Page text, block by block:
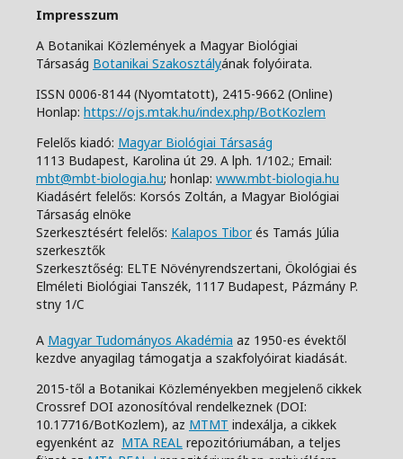
Impresszum
A Botanikai Közlemények a Magyar Biológiai
Társaság Botanikai Szakosztályának folyóirata.
ISSN 0006-8144 (Nyomtatott), 2415-9662 (Online)
Honlap: https://ojs.mtak.hu/index.php/BotKozlem
Felelős kiadó: Magyar Biológiai Társaság
1113 Budapest, Karolina út 29. A lph. 1/102.; Email:
mbt@mbt-biologia.hu; honlap: www.mbt-biologia.hu
Kiadásért felelős: Korsós Zoltán, a Magyar Biológiai
Társaság elnöke
Szerkesztésért felelős: Kalapos Tiborés Tamás Júlia
szerkesztők
Szerkesztőség: ELTE Növényrendszertani, Ökológiai és
Elméleti Biológiai Tanszék, 1117 Budapest, Pázmány P.
stny 1/C
A Magyar Tudományos Akadémia az 1950-es évektől
kezdve anyagilag támogatja a szakfolyóirat kiadását.
2015-től a Botanikai Közleményekben megjelenő cikkek
Crossref DOI azonosítóval rendelkeznek (DOI:
10.17716/BotKozlem), az MTMT indexálja, a cikkek
egyenként az MTA REAL repozitóriumában, a teljes